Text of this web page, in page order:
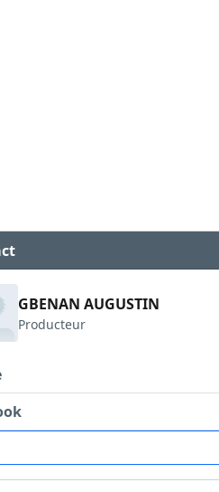
GBENAN AUGUSTIN
Producteur